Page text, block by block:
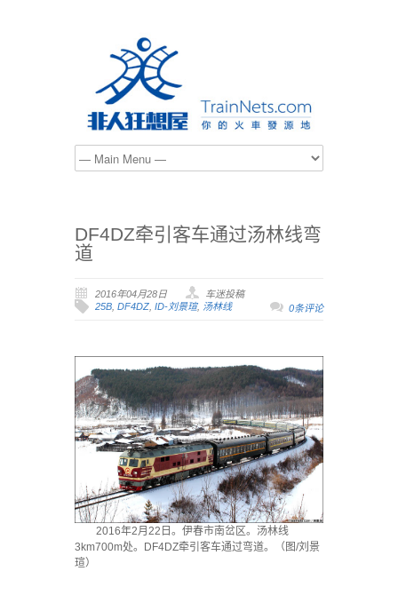
DF4DZ牵引客车通过汤林线弯
道
2016年04月28日
车迷投稿
25B, DF4DZ, ID-刘景瑄, 汤林线 0条评论
2016年2月22日。伊春市南岔区。汤林线
3km700m处。DF4DZ牵引客车通过弯道。（图/刘景
瑄）